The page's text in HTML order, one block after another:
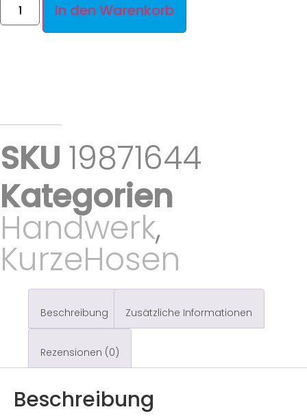
In den Warenkorb
SKU 19871644
Kategorien
Handwerk,
KurzeHosen
Beschreibung Zusätzliche Informationen
Rezensionen (0)
Beschreibung